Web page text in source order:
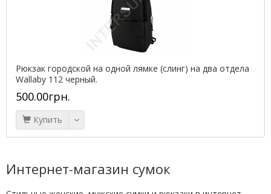
Рюкзак городской на одной лямке (слинг) на два отдела
Wallaby 112 черный.
500.00грн.
Купить
Интернет-магазин сумок